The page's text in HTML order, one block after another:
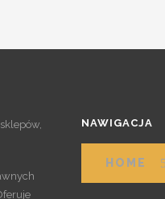
NAWIGACJA
HOME